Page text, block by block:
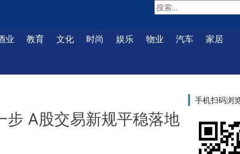
业 教育 文化 时尚 娱乐 物业 汽车 家居
步 A股交易新规平稳落地
手机扫码浏